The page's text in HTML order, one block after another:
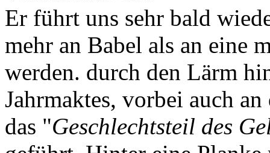
Er führt uns sehr bald
mehr an Babel als an eine
werden. durch den Lärm
Jahrmaktes, vorbei auch
das "Geschlechtsteil des